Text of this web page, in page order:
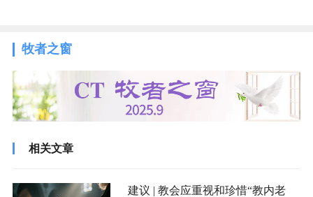
牧者之窗
相关文章
建议 | 教会应重视和珍惜“教内老